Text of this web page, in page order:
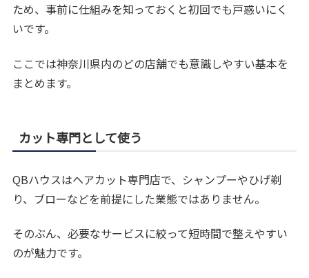
ため、事前に仕組みを知っておくと初回でも戸惑いにく
いです。
ここでは神奈川県内のどの店舗でも意識しやすい基本を
まとめます。
カット専門として使う
QBハウスはヘアカット専門店で、シャンプーやひげ剃
り、ブローなどを前提にした業態ではありません。
そのぶん、必要なサービスに絞って短時間で整えやすい
のが魅力です。